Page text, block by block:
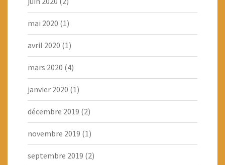
mai 2020 (1)
avril 2020 (1)
mars 2020 (4)
janvier 2020 (1)
décembre 2019 (2)
novembre 2019 (1)
septembre 2019 (2)